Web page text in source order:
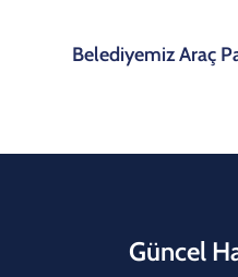
Belediyemiz Araç
Güncel